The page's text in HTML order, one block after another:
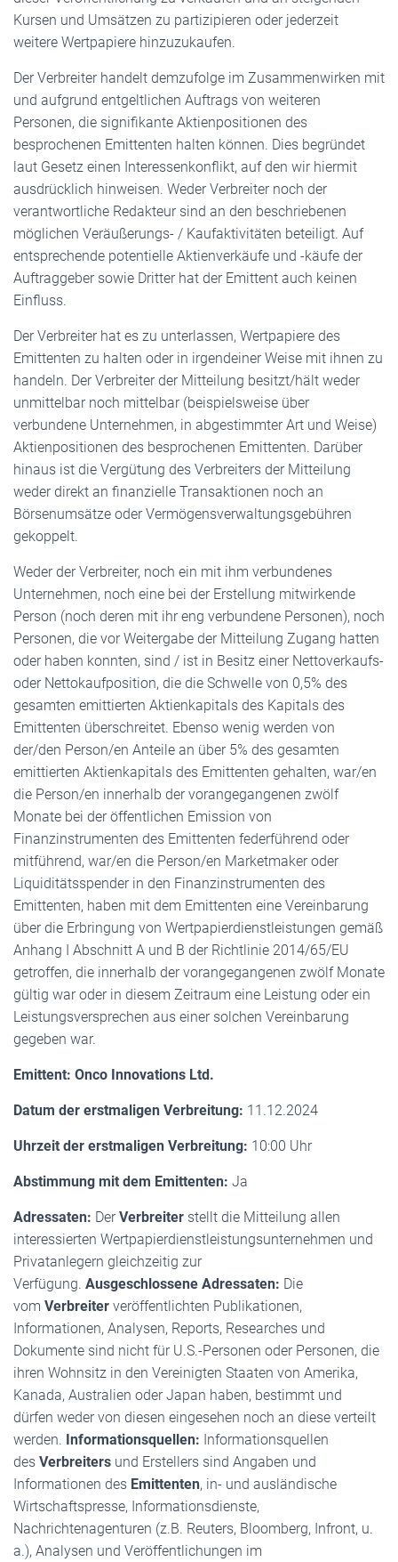
Kursen und Umsätzen zu partizipieren oder jederzeit
weitere Wertpapiere hinzuzukaufen.
Der Verbreiter handelt demzufolge im Zusammenwirken mit
und aufgrund entgeltlichen Auftrags von weiteren
Personen, die signifikante Aktienpositionen des
besprochenen Emittenten halten können. Dies begründet
laut Gesetz einen Interessenkonflikt, auf den wir hiermit
ausdrücklich hinweisen. Weder Verbreiter noch der
verantwortliche Redakteur sind an den beschriebenen
möglichen Veräußerungs- / Kaufaktivitäten beteiligt. Auf
entsprechende potentielle Aktienverkäufe und -käufe der
Auftraggeber sowie Dritter hat der Emittent auch keinen
Einfluss.
Der Verbreiter hat es zu unterlassen, Wertpapiere des
Emittenten zu halten oder in irgendeiner Weise mit ihnen zu
handeln. Der Verbreiter der Mitteilung besitzt/hält weder
unmittelbar noch mittelbar (beispielsweise über
verbundene Unternehmen, in abgestimmter Art und Weise)
Aktienpositionen des besprochenen Emittenten. Darüber
hinaus ist die Vergütung des Verbreiters der Mitteilung
weder direkt an finanzielle Transaktionen noch an
Börsenumsätze oder Vermögensverwaltungsgebühren
gekoppelt.
Weder der Verbreiter, noch ein mit ihm verbundenes
Unternehmen, noch eine bei der Erstellung mitwirkende
Person (noch deren mit ihr eng verbundene Personen), noch
Personen, die vor Weitergabe der Mitteilung Zugang hatten
oder haben konnten, sind / ist in Besitz einer Nettoverkaufs-
oder Nettokaufposition, die die Schwelle von 0,5% des
gesamten emittierten Aktienkapitals des Kapitals des
Emittenten überschreitet. Ebenso wenig werden von
der/den Person/en Anteile an über 5% des gesamten
emittierten Aktienkapitals des Emittenten gehalten, war/en
die Person/en innerhalb der vorangegangenen zwölf
Monate bei der öffentlichen Emission von
Finanzinstrumenten des Emittenten federführend oder
mitführend, war/en die Person/en Marketmaker oder
Liquiditätsspender in den Finanzinstrumenten des
Emittenten, haben mit dem Emittenten eine Vereinbarung
über die Erbringung von Wertpapierdienstleistungen gemäß
Anhang I Abschnitt A und B der Richtlinie 2014/65/EU
getroffen, die innerhalb der vorangegangenen zwölf Monate
gültig war oder in diesem Zeitraum eine Leistung oder ein
Leistungsversprechen aus einer solchen Vereinbarung
gegeben war.
Emittent: Onco Innovations Ltd.
Datum der erstmaligen Verbreitung: 11.12.2024
Uhrzeit der erstmaligen Verbreitung: 10:00 Uhr
Abstimmung mit dem Emittenten: Ja
Adressaten: DerVerbreiter stellt die Mitteilung allen
interessierten Wertpapierdienstleistungsunternehmen und
Privatanlegern gleichzeitig zur
Verfügung. Ausgeschlossene Adressaten: Die
vom Verbreiter veröffentlichten Publikationen,
Informationen, Analysen, Reports, Researches und
Dokumente sind nicht für U.S.-Personen oder Personen, die
ihren Wohnsitz in den Vereinigten Staaten von Amerika,
Kanada, Australien oder Japan haben, bestimmt und
dürfen weder von diesen eingesehen noch an diese verteilt
werden. Informationsquellen: Informationsquellen
des Verbreiters und Erstellers sind Angaben und
Informationen des Emittenten, in- und ausländische
Wirtschaftspresse, Informationsdienste,
Nachrichtenagenturen (z.B. Reuters, Bloomberg, Infront, u.
a.), Analysen und Veröffentlichungen im